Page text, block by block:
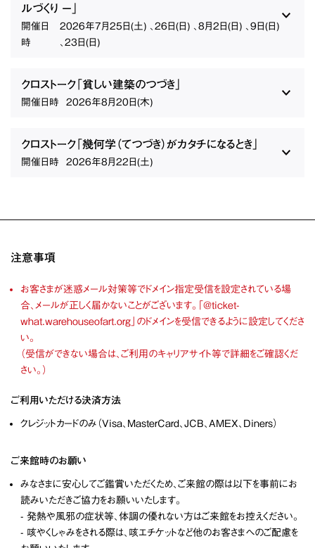
ルづくり −」
開催日
時
2026年7月25日(土) 、26日(日) 、8月2日(日) 、9日(日)
、23日(日)
クロストーク「貧しい建築のつづき」
開催日時 2026年8月20日(木)
クロストーク「幾何学（てつづき）がカタチになるとき」
開催日時 2026年8月22日(土)
注意事項
お客さまが迷惑メール対策等でドメイン指定受信を設定されている場
合、メールが正しく届かないことがございます。「@ticket-
what.warehouseofart.org」のドメインを受信できるように設定してくださ
い。
（受信ができない場合は、ご利用のキャリアサイト等で詳細をご確認くだ
さい。）
ご利用いただける決済方法
クレジットカードのみ（Visa、MasterCard、JCB、AMEX、Diners）
ご来館時のお願い
みなさまに安心してご鑑賞いただくため、ご来館の際は以下を事前にお
読みいただきご協力をお願いいたします。
- 発熱や風邪の症状等、体調の優れない方はご来館をお控えください。
- 咳やくしゃみをされる際は、咳エチケットなど他のお客さまへのご配慮を